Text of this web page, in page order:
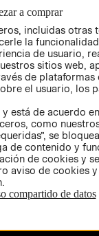
COMERCIO - SIC
PETICIONES
QUEJAS Y
RECLAMOS
a comprar
incluidas otras
la
de usuario,
sitios web,
de plataformas
el usuario, los
está de acuerdo
como
se
de contenido y
de cookies y
aviso de cookies
compartido de datos